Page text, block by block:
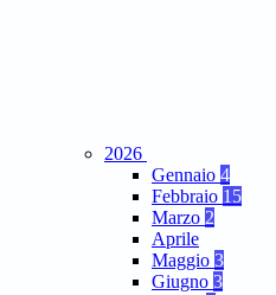
2026
Gennaio 4
Febbraio 15
Marzo 2
Aprile
Maggio 3
Giugno 3